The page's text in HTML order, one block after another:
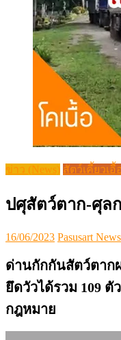
ข่าว (News) สัตว์เคี้ยวเอื้
ปศุสัตว์ตาก-ศุล
Posted
16/06/2023 Author
Pasusart News
ด่านกักกันสัตว์ตาก
ยึดวัวได้รวม 109
กฎหมาย